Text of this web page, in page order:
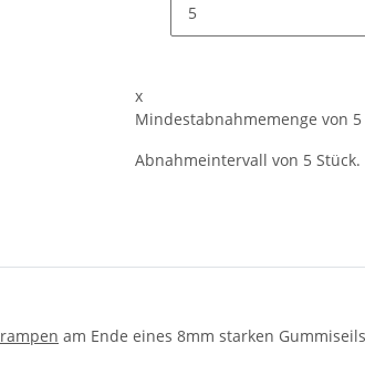
x
Mindestabnahmemenge von 5
Abnahmeintervall von 5 Stück.
am Ende eines 8mm starken